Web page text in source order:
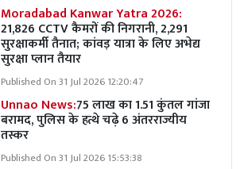
Moradabad Kanwar Yatra 2026:
21,826 CCTV कैमरों की निगरानी, 2,291
सुरक्षाकर्मी तैनात; कांवड़ यात्रा के लिए अभेद्य
सुरक्षा प्लान तैयार
Published On 31 Jul 2026 12:20:47
Unnao News:75 लाख का 1.51 कुंतल गांजा
बरामद, पुलिस के हत्थे चढ़े 6 अंतरराज्यीय
तस्कर
Published On 31 Jul 2026 15:53:38